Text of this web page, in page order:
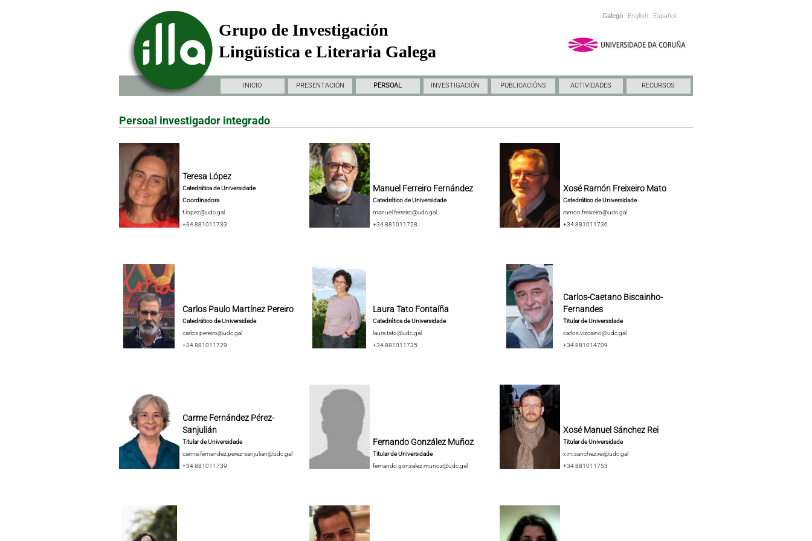
Galego English Español
Grupo de Investigación
Lingüística e Literaria Galega
INICIO PRESENTACIÓN PERSOAL INVESTIGACIÓN PUBLICACIÓNS ACTIVIDADES RECURSOS
Persoal investigador integrado
Teresa López
Catedrática de Universidade
Coordinadora
t.lopez@udc.gal
+34 881011733
Manuel Ferreiro Fernández
Catedrático de Universidade
manuel.ferreiro@udc.gal
+34 881011728
Xosé Ramón Freixeiro Mato
Catedrático de Universidade
ramon.freixeiro@udc.gal
+34 881011736
Carlos Paulo Martínez Pereiro
Catedrático de Universidade
carlos.pereiro@udc.gal
+34 881011729
Laura Tato Fontaíña
Catedrática de Universidade
laura.tato@udc.gal
+34 881011735
Carlos-Caetano Biscainho-
Fernandes
Titular de Universidade
carlos.vizcaino@udc.gal
+34 881014709
Carme Fernández Pérez-
Sanjulián
Titular de Universidade
carme.fernandez.perez-sanjulian@udc.gal
+34 881011739
Fernando González Muñoz
Titular de Universidade
fernando.gonzalez.munoz@udc.gal
Xosé Manuel Sánchez Rei
Titular de Universidade
x.m.sanchez.rei@udc.gal
+34 881011753